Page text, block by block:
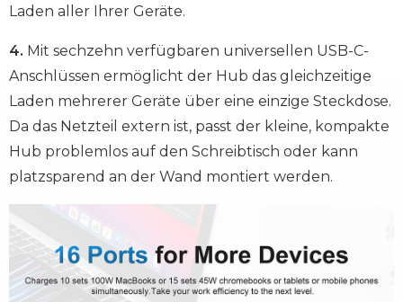
Laden aller Ihrer Geräte.
4. Mit sechzehn verfügbaren universellen USB-C-
Anschlüssen ermöglicht der Hub das gleichzeitige
Laden mehrerer Geräte über eine einzige Steckdose.
Da das Netzteil extern ist, passt der kleine, kompakte
Hub problemlos auf den Schreibtisch oder kann
platzsparend an der Wand montiert werden.